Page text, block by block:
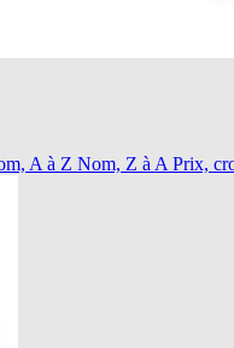
A à Z Nom, Z à A Prix,